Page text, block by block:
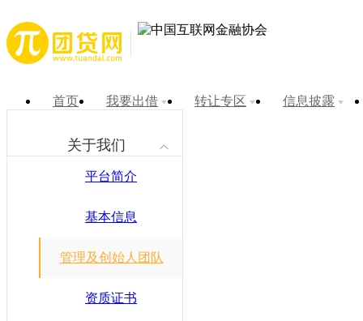
首页 我要出借 转让专区 信息披露
关于我们
平台简介
基本信息
管理及创始人团队
资质证书